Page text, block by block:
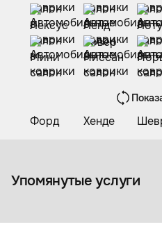
Упомянутые услуги
Коврики из экокожи